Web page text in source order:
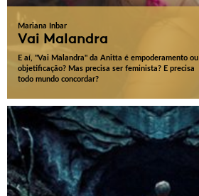
Mariana Inbar
Vai Malandra
E aí, "Vai Malandra" da Anitta é empoderamento ou
objetificação? Mas precisa ser feminista? E precisa
todo mundo concordar?